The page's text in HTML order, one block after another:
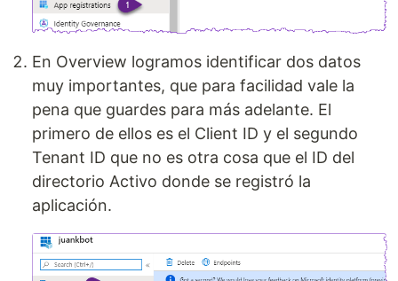
En Overview logramos identificar dos datos
muy importantes, que para facilidad vale la
pena que guardes para más adelante. El
primero de ellos es el Client ID y el segundo
Tenant ID que no es otra cosa que el ID del
directorio Activo donde se registró la
aplicación.